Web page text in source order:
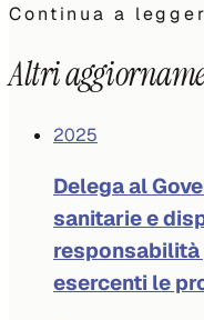
Continua a
Altri
2025
Delega al
sanitarie e
esercenti le